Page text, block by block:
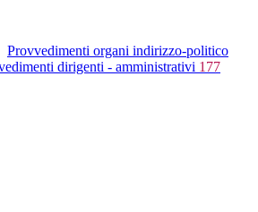
Provvedimenti organi indirizzo-politico
dirigenti - amministrativi 177